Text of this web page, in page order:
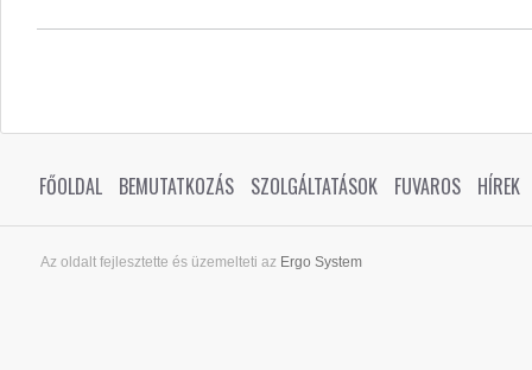
FŐOLDAL BEMUTATKOZÁS SZOLGÁLTATÁSOK FUVAROS HÍREK
Az oldalt fejlesztette és üzemelteti az Ergo System